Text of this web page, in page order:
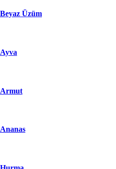
Beyaz Üzüm
Ayva
Armut
Ananas